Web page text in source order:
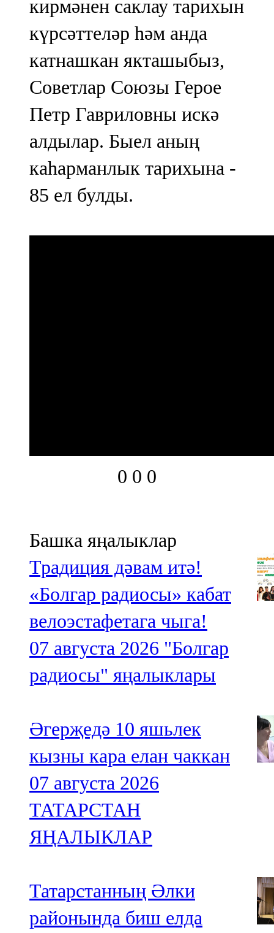
кирмәнен саклау тарихын
күрсәттеләр һәм анда
катнашкан якташыбыз,
Советлар Союзы Герое
Петр Гавриловны искә
алдылар. Быел аның
каһарманлык тарихына -
85 ел булды.
0 0 0
Башка яңалыклар
Традиция дәвам итә!
«Болгар радиосы» кабат
велоэстафетага чыга!
07 августа 2026 "Болгар
радиосы" яңалыклары
Әгерҗедә 10 яшьлек
кызны кара елан чаккан
07 августа 2026
ТАТАРСТАН
ЯҢАЛЫКЛАР
Татарстанның Әлки
районында биш елда